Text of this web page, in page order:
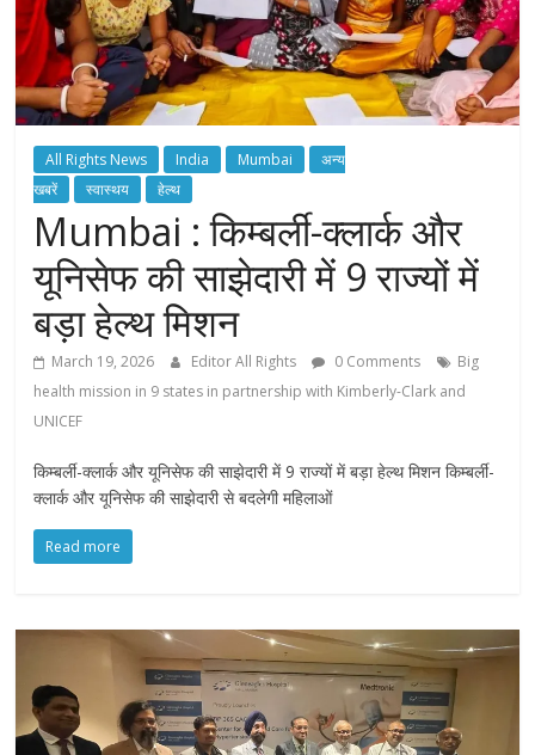
All Rights News India Mumbai
अन्य
खबरें
स्वास्थय हेल्थ
Mumbai : किम्बर्ली-क्लार्क और
यूनिसेफ की साझेदारी में 9 राज्यों में
बड़ा हेल्थ मिशन
March 19, 2026 Editor All Rights 0 Comments
Big
health mission in 9 states in partnership with Kimberly-Clark and
UNICEF
किम्बर्ली-क्लार्क और यूनिसेफ की साझेदारी में 9 राज्यों में बड़ा हेल्थ मिशन किम्बर्ली-
क्लार्क और यूनिसेफ की साझेदारी से बदलेगी महिलाओं
Read more